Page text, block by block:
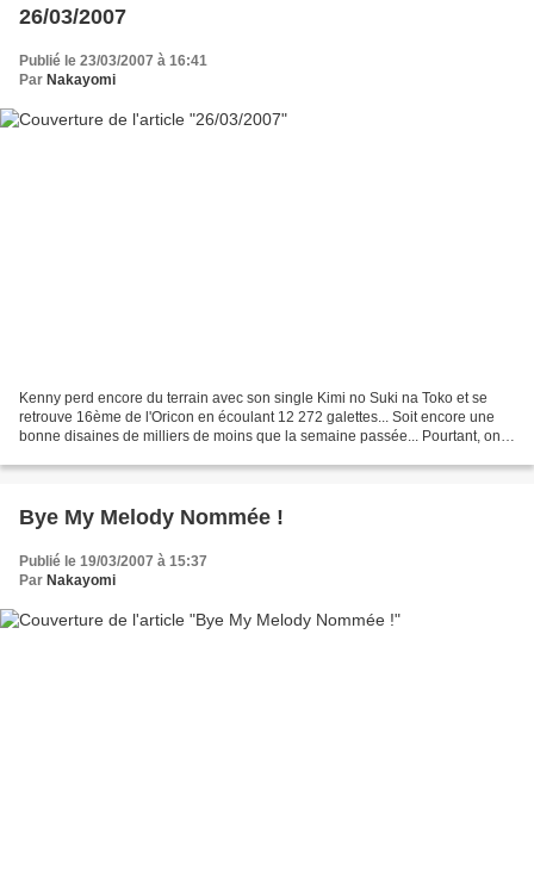
26/03/2007
Publié le 23/03/2007 à 16:41
Par Nakayomi
Kenny perd encore du terrain avec son single Kimi no Suki na Toko et se
retrouve 16ème de l'Oricon en écoulant 12 272 galettes... Soit encore une
bonne disaines de milliers de moins que la semaine passée... Pourtant, on
Bye My Melody Nommée !
Publié le 19/03/2007 à 15:37
Par Nakayomi